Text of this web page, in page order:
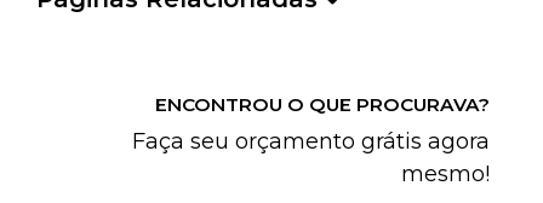
ENCONTROU O QUE PROCURAVA?
Faça seu orçamento grátis agora
mesmo!